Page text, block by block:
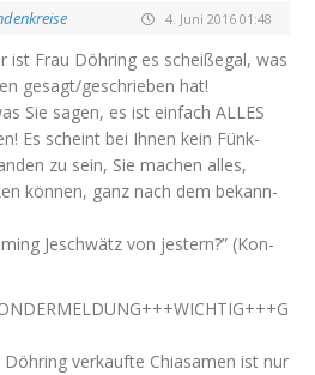
4. Juni 2016 01:48
ist Frau Döh­ring es scheiß­egal, was
gesagt/geschrieben hat!
Sie sagen, es ist ein­fach ALLES
Es scheint bei Ihnen kein Fünk­
zu sein, Sie machen alles,
kön­nen, ganz nach dem bekann­
Jeschwätz von jes­tern?” (Kon­
+++WICHTIG+++G
ver­kauf­te Chi­a­sa­men ist nur